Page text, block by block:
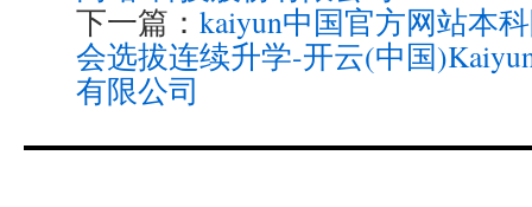
下一篇： kaiyun中国官方网站本
会选拔连续升学-开云(中国
有限公司